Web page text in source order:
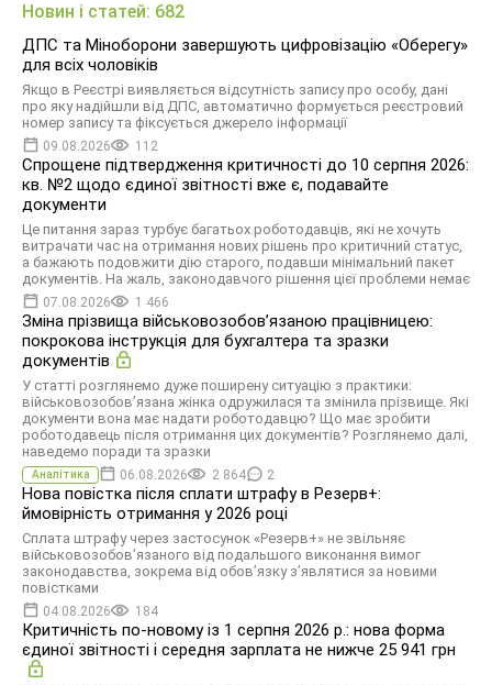
Новин і статей: 682
ДПС та Міноборони завершують цифровізацію «Оберегу»
для всіх чоловіків
Якщо в Реєстрі виявляється відсутність запису про особу, дані
про яку надійшли від ДПС, автоматично формується реєстровий
номер запису та фіксується джерело інформації
09.08.2026 112
Спрощене підтвердження критичності до 10 серпня 2026:
кв. №2 щодо єдиної звітності вже є, подавайте
документи
Це питання зараз турбує багатьох роботодавців, які не хочуть
витрачати час на отримання нових рішень про критичний статус,
а бажають подовжити дію старого, подавши мінімальний пакет
документів. На жаль, законодавчого рішення цієї проблеми немає
07.08.2026 1 466
Зміна прізвища військовозобов’язаною працівницею:
покрокова інструкція для бухгалтера та зразки
документів
У статті розглянемо дуже поширену ситуацію з практики:
військовозобов’язана жінка одружилася та змінила прізвище. Які
документи вона має надати роботодавцю? Що має зробити
роботодавець після отримання цих документів? Розглянемо далі,
наведемо поради та зразки
Аналітика 06.08.2026 2 864 2
Нова повістка після сплати штрафу в Резерв+:
ймовірність отримання у 2026 році
Сплата штрафу через застосунок «Резерв+» не звільняє
військовозобов’язаного від подальшого виконання вимог
законодавства, зокрема від обов’язку з’являтися за новими
повістками
04.08.2026 184
Критичність по-новому із 1 серпня 2026 р.: нова форма
єдиної звітності і середня зарплата не нижче 25 941 грн